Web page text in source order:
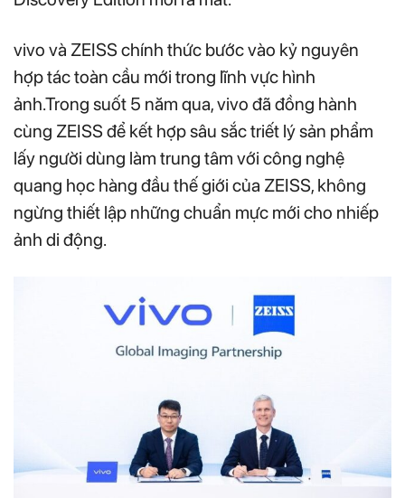
vivo và ZEISS chính thức bước vào kỷ nguyên
hợp tác toàn cầu mới trong lĩnh vực hình
ảnh.Trong suốt 5 năm qua, vivo đã đồng hành
cùng ZEISS để kết hợp sâu sắc triết lý sản phẩm
lấy người dùng làm trung tâm với công nghệ
quang học hàng đầu thế giới của ZEISS, không
ngừng thiết lập những chuẩn mực mới cho nhiếp
ảnh di động.